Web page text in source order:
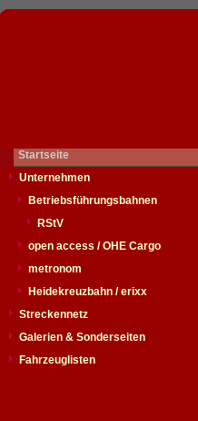
Startseite
Unternehmen
Betriebsführungsbahnen
RStV
open access / OHE Cargo
metronom
Heidekreuzbahn / erixx
Streckennetz
Galerien & Sonderseiten
Fahrzeuglisten